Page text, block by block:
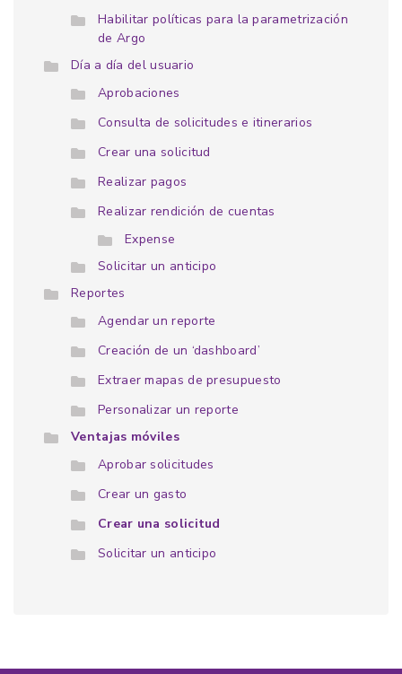
Habilitar políticas para la parametrización
de Argo
Día a día del usuario
Aprobaciones
Consulta de solicitudes e itinerarios
Crear una solicitud
Realizar pagos
Realizar rendición de cuentas
Expense
Solicitar un anticipo
Reportes
Agendar un reporte
Creación de un ‘dashboard’
Extraer mapas de presupuesto
Personalizar un reporte
Ventajas móviles
Aprobar solicitudes
Crear un gasto
Crear una solicitud
Solicitar un anticipo